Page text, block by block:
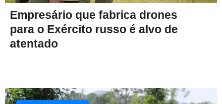
Empresário que fabrica drones
para o Exército russo é alvo de
atentado